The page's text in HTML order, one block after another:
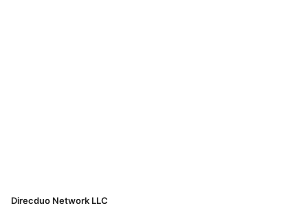
Direcduo Network LLC